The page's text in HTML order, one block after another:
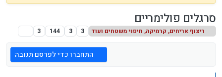
סרגלים פולימריים
ריצוף אריחים, קרמיקה, חיפוי משטחים ועוד 3
3
144
3
התחברו כדי לפרסם תגובה